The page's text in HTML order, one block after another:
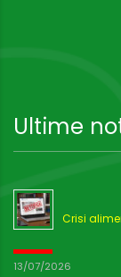
Ultime
Crisi
13/07/2026